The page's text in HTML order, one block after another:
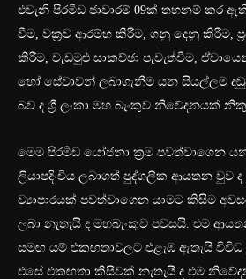
එවැනි පිරමීඩ ජාවාරම් 09ක් තහනම් කර
වීම, වක්‍රව ආරම්භ කිරීම, ගනු දෙනු කිරීම,
කිරීම, වැඩමුළු සාකච්ඡා පැවැත්වීම,
හෝ සේවාවන් ලබාගැනීම යන සියල්ලම
බව ද ශ්‍රී ලංකා මහ බැංකුව නිවේදනයක්
මෙම පිරමීඩ යෝජනා ක්‍රම පවත්වාගෙන
ලියාපදිංචිය ලබාගත් පුද්ගලික ආයතන වුව
ව්‍යාපාරයක් පවත්වාගෙන යාමට කිසිම
ලබා නැතැයි ද මහබැංකුව පවසයි. එම
සමඟ යම් එකඟතාවලට එළැඹ ඇතැයි විවිධ
එසේ එකඟතා කිසිවක් නැතැයි ද එම